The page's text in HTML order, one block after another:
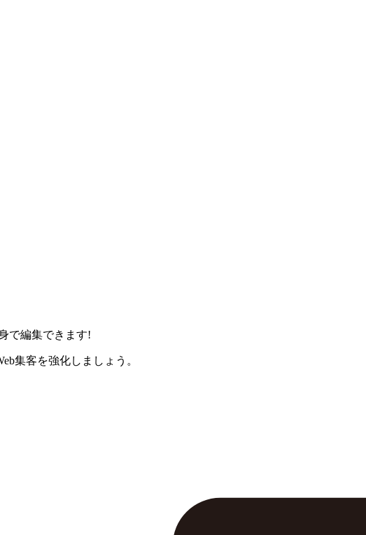
で編集できます!
集客を強化しましょう。